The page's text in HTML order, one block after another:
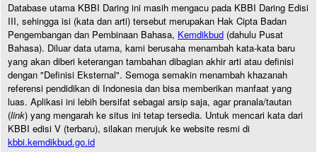
Database utama KBBI Daring ini masih mengacu pada KBBI Daring Edisi
III, sehingga isi (kata dan arti) tersebut merupakan Hak Cipta Badan
Pengembangan dan Pembinaan Bahasa, Kemdikbud (dahulu Pusat
Bahasa). Diluar data utama, kami berusaha menambah kata-kata baru
yang akan diberi keterangan tambahan dibagian akhir arti atau definisi
dengan "Definisi Eksternal". Semoga semakin menambah khazanah
referensi pendidikan di Indonesia dan bisa memberikan manfaat yang
luas. Aplikasi ini lebih bersifat sebagai arsip saja, agar pranala/tautan
(link) yang mengarah ke situs ini tetap tersedia. Untuk mencari kata dari
KBBI edisi V (terbaru), silakan merujuk ke website resmi di
kbbi.kemdikbud.go.id